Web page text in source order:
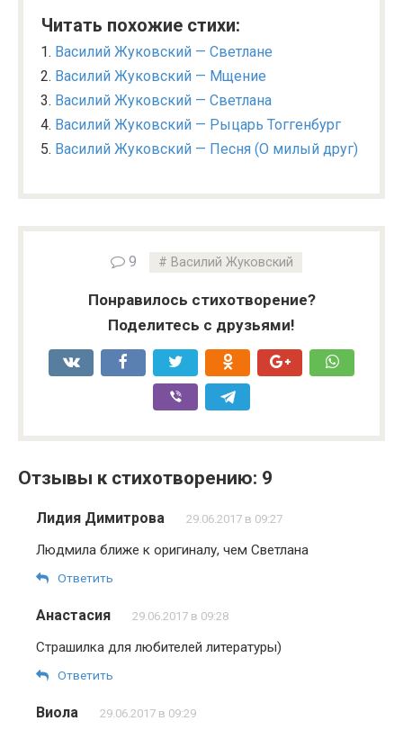
Читать похожие стихи:
Василий Жуковский — Светлане
Василий Жуковский — Мщение
Василий Жуковский — Светлана
Василий Жуковский — Рыцарь Тоггенбург
Василий Жуковский — Песня (О милый друг)
9 Василий Жуковский
Понравилось стихотворение?
Поделитесь с друзьями!
Отзывы к стихотворению: 9
Лидия Димитрова 29.06.2017 в 09:27
Людмила ближе к оригиналу, чем Светлана
Ответить
Анастасия 29.06.2017 в 09:28
Страшилка для любителей литературы)
Ответить
Виола 29.06.2017 в 09:29